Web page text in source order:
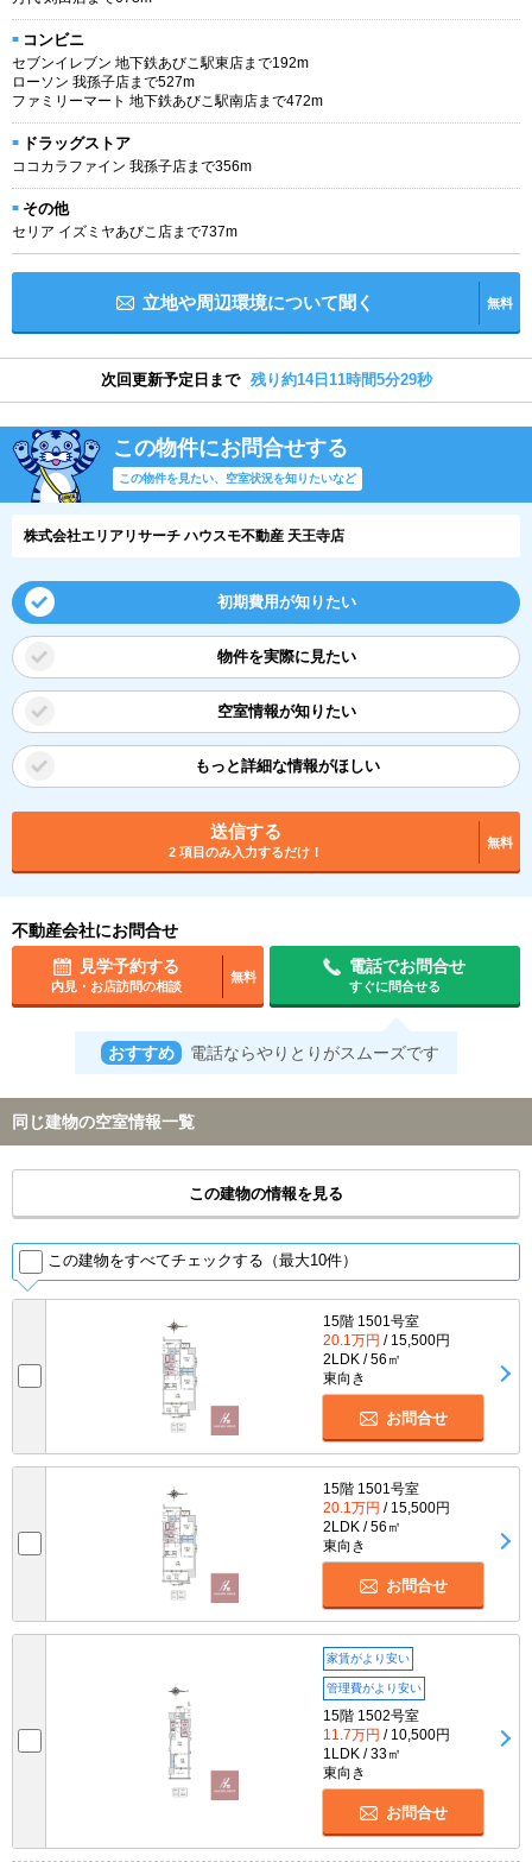
コンビニ
セブンイレブン 地下鉄あびこ駅東店まで192m
ローソン 我孫子店まで527m
ファミリーマート 地下鉄あびこ駅南店まで472m
ドラッグストア
ココカラファイン 我孫子店まで356m
その他
セリア イズミヤあびこ店まで737m
立地や周辺環境について聞く 無料
次回更新予定日まで 残り約14日11時間5分28秒
この物件にお問合せする
この物件を見たい、空室状況を知りたいなど
株式会社エリアリサーチ ハウスモ不動産 天王寺店
初期費用が知りたい
物件を実際に見たい
空室情報が知りたい
もっと詳細な情報がほしい
送信する
2 項目のみ入力するだけ！
無料
不動産会社にお問合せ
見学予約する
内見・お店訪問の相談
無料
電話でお問合せ
すぐに問合せる
おすすめ 電話ならやりとりがスムーズです
同じ建物の空室情報一覧
この建物の情報を見る
この建物をすべてチェックする（最大10件）
15階 1501号室
20.1万円 / 15,500円
2LDK / 56㎡
東向き
お問合せ
15階 1501号室
20.1万円 / 15,500円
2LDK / 56㎡
東向き
お問合せ
家賃がより安い
管理費がより安い
15階 1502号室
11.7万円 / 10,500円
1LDK / 33㎡
東向き
お問合せ